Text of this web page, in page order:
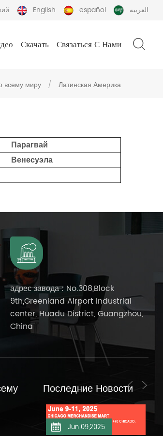
English español العربية
Скачать Связаться С Нами
всему миру / Латинская Америка
Парагвай
Венесуэла
адрес завода : No.308,Block
9th,Greenland Airport Industrial
center, Huadu District, Guangzhou,
China
Последние Новости
Jun 09,2025